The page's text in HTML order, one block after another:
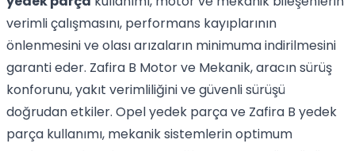
verimli çalışmasını, performans kayıplarının
önlenmesini ve olası arızaların minimuma indirilmesini
garanti eder. Zafira B Motor ve Mekanik, aracın sürüş
konforunu, yakıt verimliliğini ve güvenli sürüşü
doğrudan etkiler. Opel yedek parça ve Zafira B yedek
parça kullanımı, mekanik sistemlerin optimum